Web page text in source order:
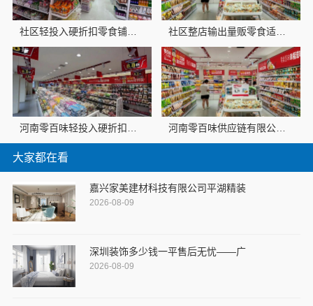
社区轻投入硬折扣零食铺低风险经营河南零百味供应链有限公司 社区整店输出量贩零食适配全场景，河南零百味供应链有限公司无忧加盟
河南零百味轻投入硬折扣零食长久经营 河南零百味供应链有限公司社区高盈利零食硬折扣全域
大家都在看
嘉兴家美建材科技有限公司平湖精装
2026-08-09
深圳装饰多少钱一平售后无忧——广
2026-08-09